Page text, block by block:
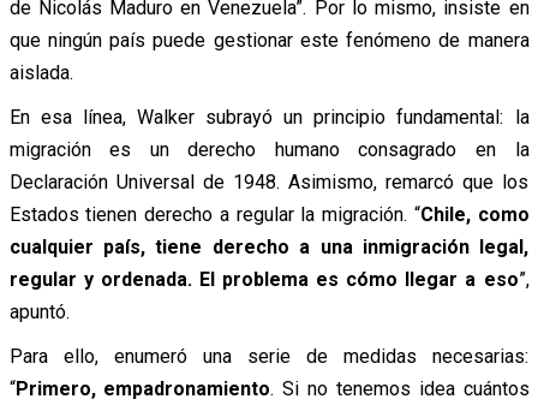
de Nicolás Maduro en Venezuela”. Por lo mismo, insiste en
que ningún país puede gestionar este fenómeno de manera
aislada.
En esa línea, Walker subrayó un principio fundamental: la
migración es un derecho humano consagrado en la
Declaración Universal de 1948. Asimismo, remarcó que los
Estados tienen derecho a regular la migración. “Chile, como
cualquier país, tiene derecho a una inmigración legal,
regular y ordenada. El problema es cómo llegar a eso”,
apuntó.
Para ello, enumeró una serie de medidas necesarias:
“Primero, empadronamiento. Si no tenemos idea cuántos